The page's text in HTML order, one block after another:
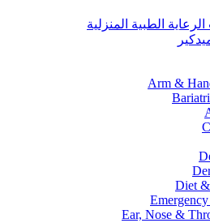
الطبية المنزلية
Arm &
Diet
Ear, Nose &